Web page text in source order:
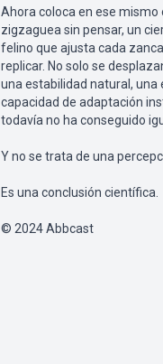
Ahora coloca en ese mismo
zigzaguea sin pensar, un
felino que ajusta cada
replicar. No solo se
una estabilidad natural,
capacidad de adaptación
todavía no ha conseguido
Y no se trata de una
Es una conclusión científica.
© 2024 Abbcast